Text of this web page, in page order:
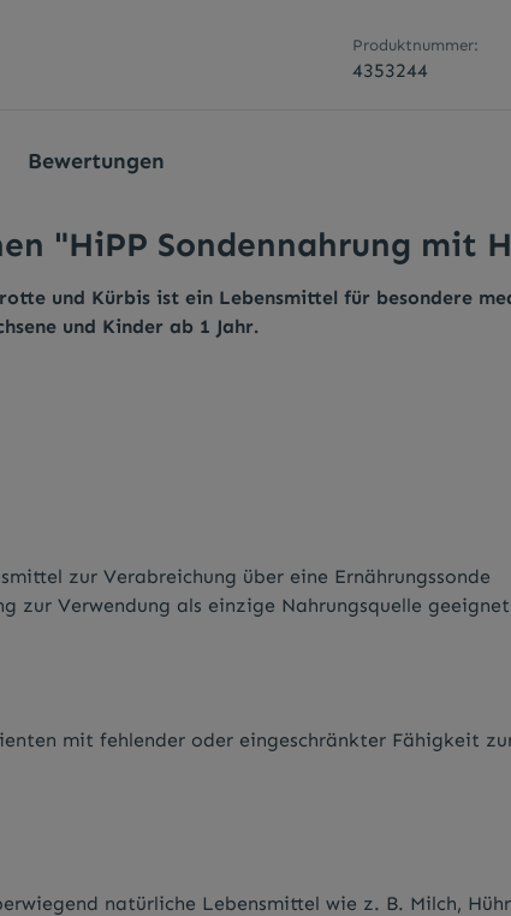
Produktnummer:
4353244
Bewertungen
"HiPP Sondennahrung mit
und Kürbis ist ein Lebensmittel für besondere
und Kinder ab 1 Jahr.
zur Verabreichung über eine Ernährungssonde
zur Verwendung als einzige Nahrungsquelle geeignet
mit fehlender oder eingeschränkter Fähigkeit
natürliche Lebensmittel wie z. B. Milch,